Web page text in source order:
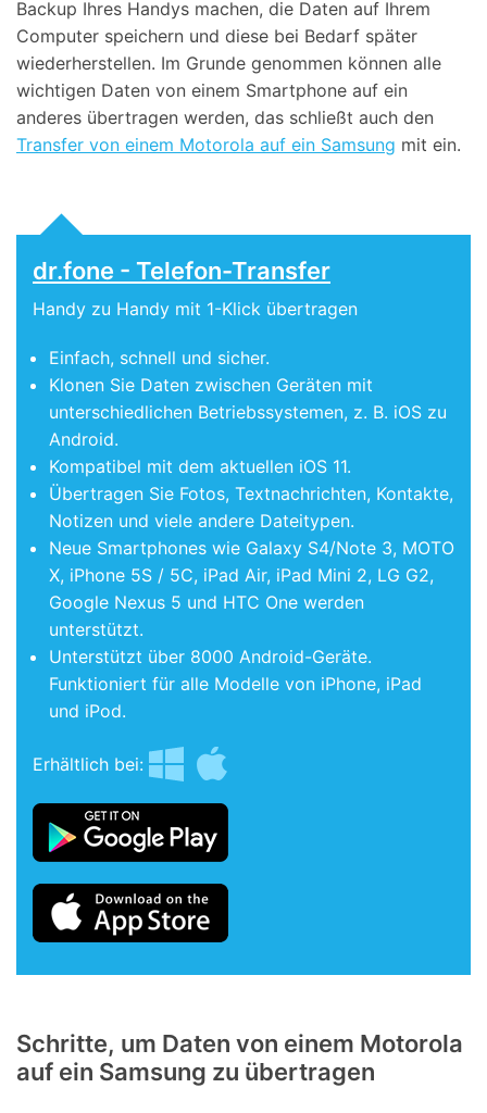
Backup Ihres Handys machen, die Daten auf Ihrem
Computer speichern und diese bei Bedarf später
wiederherstellen. Im Grunde genommen können alle
wichtigen Daten von einem Smartphone auf ein
anderes übertragen werden, das schließt auch den
Transfer von einem Motorola auf ein Samsung mit ein.
dr.fone - Telefon-Transfer
Handy zu Handy mit 1-Klick übertragen
Einfach, schnell und sicher.
Klonen Sie Daten zwischen Geräten mit
unterschiedlichen Betriebssystemen, z. B. iOS zu
Android.
Kompatibel mit dem aktuellen iOS 11.
Übertragen Sie Fotos, Textnachrichten, Kontakte,
Notizen und viele andere Dateitypen.
Neue Smartphones wie Galaxy S4/Note 3, MOTO
X, iPhone 5S / 5C, iPad Air, iPad Mini 2, LG G2,
Google Nexus 5 und HTC One werden
unterstützt.
Unterstützt über 8000 Android-Geräte.
Funktioniert für alle Modelle von iPhone, iPad
und iPod.
Erhältlich bei:
Schritte, um Daten von einem Motorola
auf ein Samsung zu übertragen